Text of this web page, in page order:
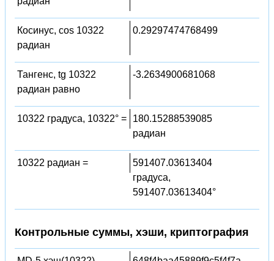
Косинус, cos 10322
радиан
0.29297474768499
Тангенс, tg 10322
радиан равно
-3.2634900681068
10322 градуса, 10322° =
180.15288539085
радиан
10322 радиан =
591407.03613404
градуса,
591407.03613404°
Контрольные суммы, хэши, криптография